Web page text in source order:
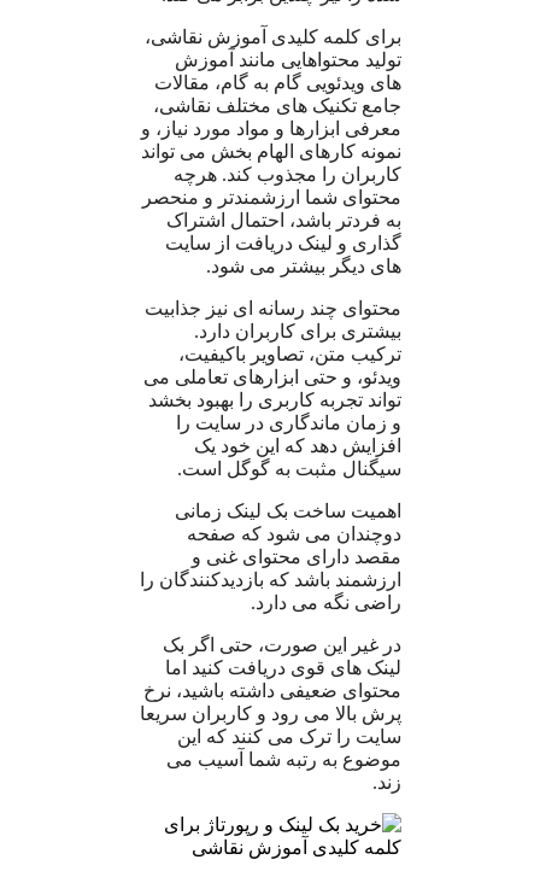
برای کلمه کلیدی آموزش نقاشی،
تولید محتواهایی مانند آموزش
های ویدئویی گام به گام، مقالات
جامع تکنیک های مختلف نقاشی،
معرفی ابزارها و مواد مورد نیاز، و
نمونه کارهای الهام بخش می تواند
کاربران را مجذوب کند. هرچه
محتوای شما ارزشمندتر و منحصر
به فردتر باشد، احتمال اشتراک
گذاری و لینک دریافت از سایت
های دیگر بیشتر می شود.
محتوای چند رسانه ای نیز جذابیت
بیشتری برای کاربران دارد.
ترکیب متن، تصاویر باکیفیت،
ویدئو، و حتی ابزارهای تعاملی می
تواند تجربه کاربری را بهبود بخشد
و زمان ماندگاری در سایت را
افزایش دهد که این خود یک
سیگنال مثبت به گوگل است.
اهمیت ساخت بک لینک زمانی
دوچندان می شود که صفحه
مقصد دارای محتوای غنی و
ارزشمند باشد که بازدیدکنندگان را
راضی نگه می دارد.
در غیر این صورت، حتی اگر بک
لینک های قوی دریافت کنید اما
محتوای ضعیفی داشته باشید، نرخ
پرش بالا می رود و کاربران سریعا
سایت را ترک می کنند که این
موضوع به رتبه شما آسیب می
زند.